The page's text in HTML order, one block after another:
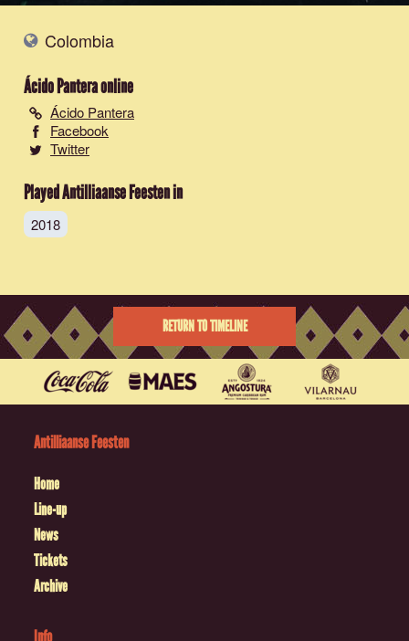
Colombia
Ácido Panteraonline
Ácido Pantera
Facebook
Twitter
Played Antilliaanse Feesten in
2018
RETURN TO TIMELINE
Antilliaanse Feesten
Home
Line-up
News
Tickets
Archive